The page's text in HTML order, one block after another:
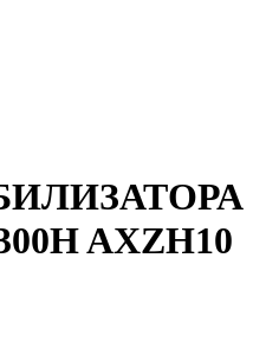
AXZH10